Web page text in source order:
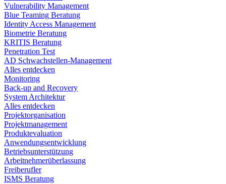
Vulnerability Management
Blue Teaming Beratung​
Identity Access Management
Biometrie Beratung​
KRITIS Beratung​
Penetration Test
AD Schwachstellen-Management
Alles entdecken
Monitoring
Back-up and Recovery
System Architektur
Alles entdecken
Projektorganisation
Projektmanagement
Produktevaluation
Anwendungsentwicklung
Betriebsunterstützung
Arbeitnehmerüberlassung
Freiberufler
ISMS Beratung